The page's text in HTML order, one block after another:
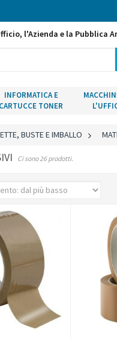
l'Azienda e la Pubblica
INFORMATICA E
CARTUCCE TONER
BUSTE E IMBALLO >
Ci sono 26 prodotti.